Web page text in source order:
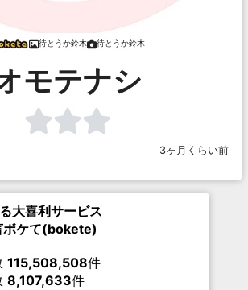
待とうか鈴木 待とうか鈴木
モテナシ
3ヶ月くらい前
大喜利サービス
ボケて(bokete)
115,508,508件
8,107,633件